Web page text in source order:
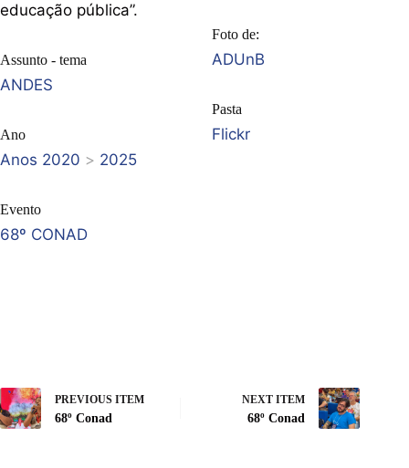
educação pública”.
Assunto - tema
ANDES
Ano
Anos 2020 > 2025
Evento
68º CONAD
Foto de:
ADUnB
Pasta
Flickr
PREVIOUS ITEM
68º Conad
NEXT ITEM
68º Conad